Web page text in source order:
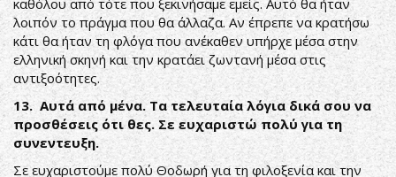
λοιπόν το πράγμα που θα άλλαζα. Αν έπρεπε να κρατήσω
κάτι θα ήταν τη φλόγα που ανέκαθεν υπήρχε μέσα στην
ελληνική σκηνή και την κρατάει ζωντανή μέσα στις
αντιξοότητες.
13. Αυτά από μένα. Τα τελευταία λόγια δικά σου να
προσθέσεις ότι θες. Σε ευχαριστώ πολύ για τη
συνεντευξη.
Σε ευχαριστούμε πολύ Θοδωρή για τη φιλοξενία και την